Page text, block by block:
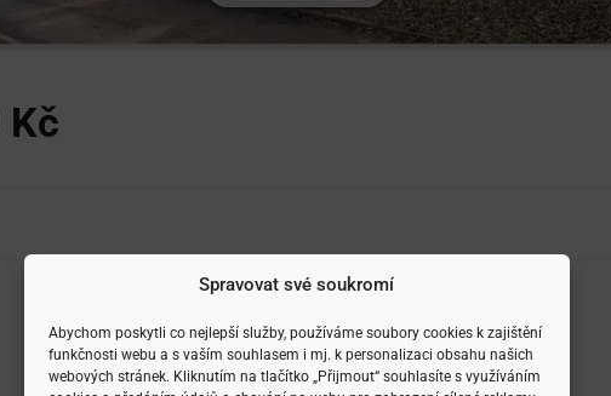
Spravovat své soukromí
Abychom poskytli co nejlepší služby, používáme soubory cookies k zajištění
funkčnosti webu a s vaším souhlasem i mj. k personalizaci obsahu našich
webových stránek. Kliknutím na tlačítko „Přijmout“ souhlasíte s využíváním
Kč